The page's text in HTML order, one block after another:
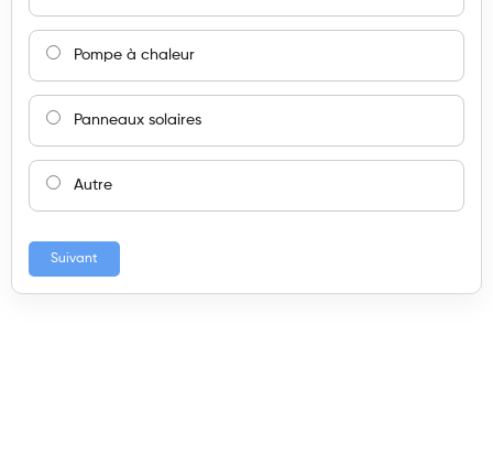
Pompe à chaleur
Panneaux solaires
Autre
Suivant